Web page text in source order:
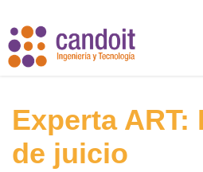
Experta
de juicio